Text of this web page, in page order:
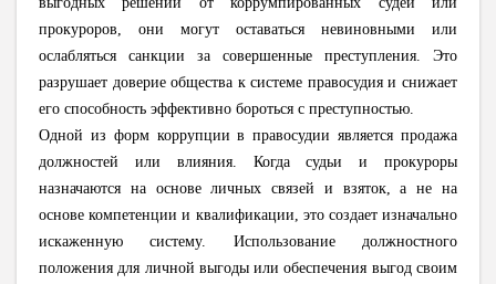
прокуроров, они могут оставаться невиновными или
ослабляться санкции за совершенные преступления. Это
разрушает доверие общества к системе правосудия и снижает
его способность эффективно бороться с преступностью.
Одной из форм коррупции в правосудии является продажа
должностей или влияния. Когда судьи и прокуроры
назначаются на основе личных связей и взяток, а не на
основе компетенции и квалификации, это создает изначально
искаженную систему. Использование должностного
положения для личной выгоды или обеспечения выгод своим